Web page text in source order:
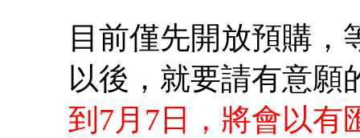
目前僅先開放預購，
以後，就要請有意願
到7月7日，將會以有